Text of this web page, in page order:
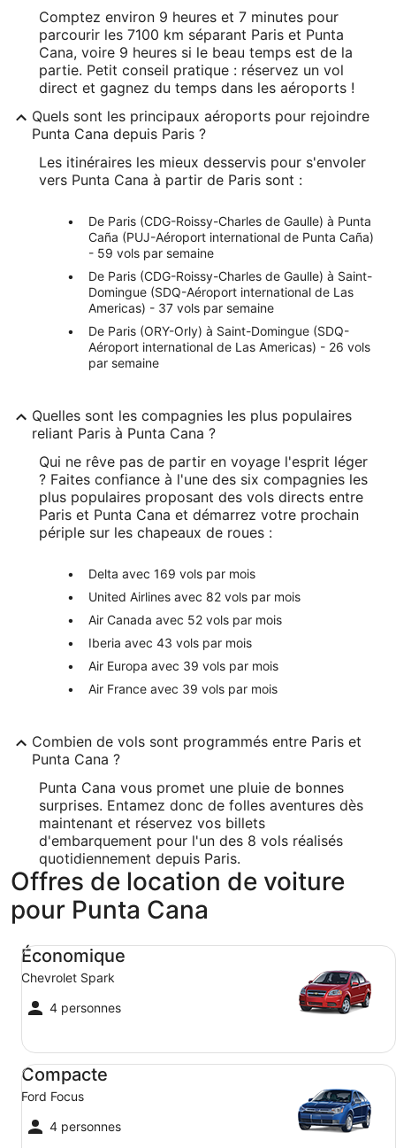
Comptez environ 9 heures et 7 minutes pour
parcourir les 7100 km séparant Paris et Punta
Cana, voire 9 heures si le beau temps est de la
partie. Petit conseil pratique : réservez un vol
direct et gagnez du temps dans les aéroports !
Quels sont les principaux aéroports pour rejoindre
Punta Cana depuis Paris ?
Les itinéraires les mieux desservis pour s'envoler
vers Punta Cana à partir de Paris sont :
De Paris (CDG-Roissy-Charles de Gaulle) à Punta
Caña (PUJ-Aéroport international de Punta Caña)
- 59 vols par semaine
De Paris (CDG-Roissy-Charles de Gaulle) à Saint-
Domingue (SDQ-Aéroport international de Las
Americas) - 37 vols par semaine
De Paris (ORY-Orly) à Saint-Domingue (SDQ-
Aéroport international de Las Americas) - 26 vols
par semaine
Quelles sont les compagnies les plus populaires
reliant Paris à Punta Cana ?
Qui ne rêve pas de partir en voyage l'esprit léger
? Faites confiance à l'une des six compagnies les
plus populaires proposant des vols directs entre
Paris et Punta Cana et démarrez votre prochain
périple sur les chapeaux de roues :
Delta avec 169 vols par mois
United Airlines avec 82 vols par mois
Air Canada avec 52 vols par mois
Iberia avec 43 vols par mois
Air Europa avec 39 vols par mois
Air France avec 39 vols par mois
Combien de vols sont programmés entre Paris et
Punta Cana ?
Punta Cana vous promet une pluie de bonnes
surprises. Entamez donc de folles aventures dès
maintenant et réservez vos billets
d'embarquement pour l'un des 8 vols réalisés
quotidiennement depuis Paris.
Offres de location de voiture
pour Punta Cana
Économique
Chevrolet Spark
4 personnes
Économique Chevrolet Spark
Compacte
Ford Focus
4 personnes
Compacte Ford Focus